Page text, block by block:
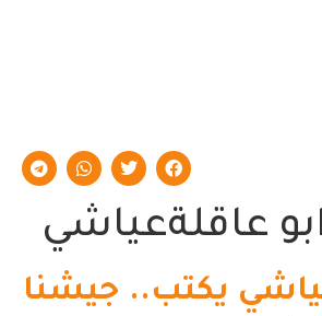
عاقلةعياشي
يكتب.. جيشنا